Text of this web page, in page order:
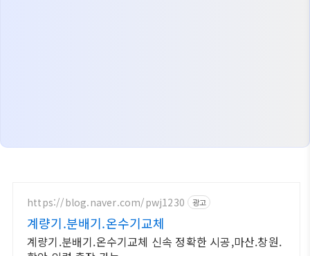
https://blog.naver.com/pwj1230 광고
계량기.분배기.온수기교체
계량기.분배기.온수기교체 신속 정확한 시공,마산.창원.